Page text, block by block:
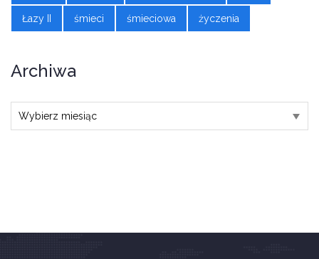
Łazy II śmieci śmieciowa życzenia
Archiwa